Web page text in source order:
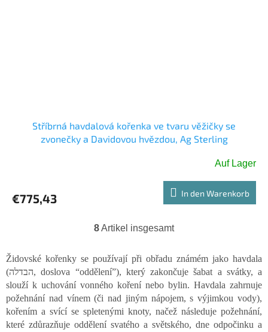
Stříbrná havdalová kořenka ve tvaru věžičky se
zvonečky a Davidovou hvězdou, Ag Sterling
Auf Lager
€775,43 In den Warenkorb
S
e
u
e
r
e
l
e
8Artikel insgesamt
Židovské kořenky se používají při obřadu známém jako havdala
(הבדלה, doslova “oddělení”), který zakončuje šabat a svátky, a
slouží k uchování vonného koření nebo bylin. Havdala zahrnuje
požehnání nad vínem (či nad jiným nápojem, s výjimkou vody),
kořením a svící se spletenými knoty, načež následuje požehnání,
které zdůrazňuje oddělení svatého a světského, dne odpočinku a